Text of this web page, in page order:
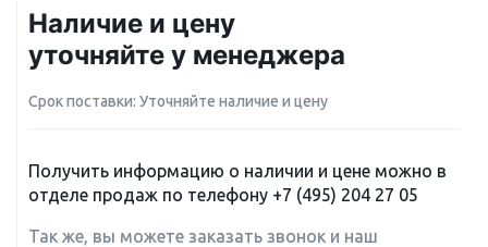
Наличие и цену
уточняйте у менеджера
Срок поставки: Уточняйте наличие и цену
Получить информацию о наличии и цене можно в
отделе продаж по телефону +7 (495) 204 27 05
Так же, вы можете заказать звонок и наш